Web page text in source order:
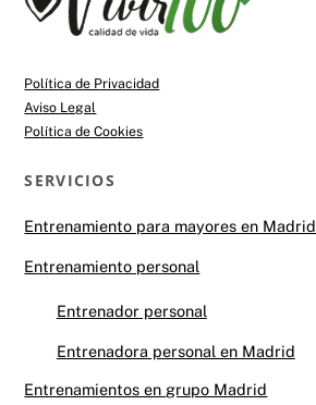
To
Política de Privacidad
Aviso Legal
Política de Cookies
SERVICIOS
Entrenamiento para mayores en Madrid
Entrenamiento personal
Entrenador personal
Entrenadora personal en Madrid
Entrenamientos en grupo Madrid